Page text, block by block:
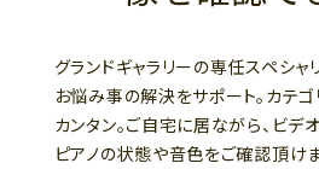
グランドギャラリーの専任スペシャ
お悩み事の解決をサポート。カテ
カンタン。ご自宅に居ながら、ビデ
ピアノの状態や音色をご確認頂けま